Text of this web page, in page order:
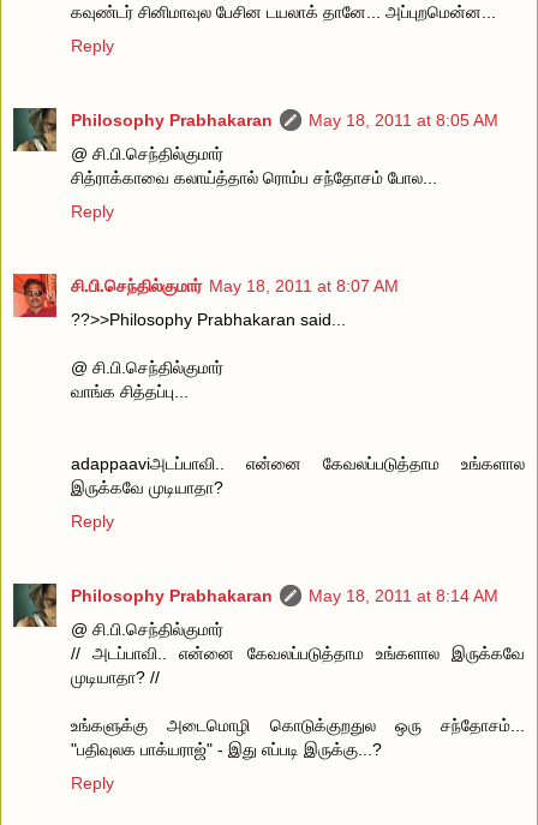
கவுண்டர் சினிமாவுல பேசின டயலாக் தானே... அப்புறமென்ன...
Reply
Philosophy Prabhakaran
May 18, 2011 at 8:05 AM
@ சி.பி.செந்தில்குமார்
சித்ராக்காவை கலாய்த்தால் ரொம்ப சந்தோசம் போல...
Reply
சி.பி.செந்தில்குமார் May 18, 2011 at 8:07 AM
??>>Philosophy Prabhakaran said...
@ சி.பி.செந்தில்குமார்
வாங்க சித்தப்பு...
adappaaviஅடப்பாவி.. என்னை கேவலப்படுத்தாம உங்களால
இருக்கவே முடியாதா?
Reply
Philosophy Prabhakaran
May 18, 2011 at 8:14 AM
@ சி.பி.செந்தில்குமார்
// அடப்பாவி.. என்னை கேவலப்படுத்தாம உங்களால இருக்கவே
முடியாதா? //
உங்களுக்கு அடைமொழி கொடுக்குறதுல ஒரு சந்தோசம்...
"பதிவுலக பாக்யராஜ்" - இது எப்படி இருக்கு...?
Reply